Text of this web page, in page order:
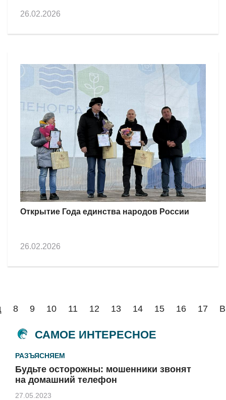
26.02.2026
Открытие Года единства народов России
26.02.2026
8 9 10 11 12 13 14 15 16 17
САМОЕ ИНТЕРЕСНОЕ
РАЗЪЯСНЯЕМ
Будьте осторожны: мошенники звонят
на домашний телефон
27.05.2023